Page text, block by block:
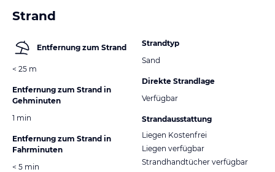
Strand
Entfernung zum Strand
< 25 m
Entfernung zum Strand in
Gehminuten
1 min
Entfernung zum Strand in
Fahrminuten
< 5 min
Strandtyp
Sand
Direkte Strandlage
Verfügbar
Strandausstattung
Liegen Kostenfrei
Liegen verfügbar
Strandhandtücher verfügbar